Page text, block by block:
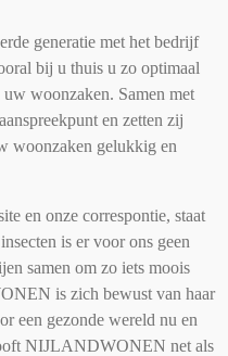
generatie met het bedrijf
bij u thuis u zo optimaal
woonzaken. Samen met
en zetten zij
woonzaken gelukkig en
en onze correspontie, staat
is er voor ons geen
samen om zo iets moois
is zich bewust van haar
een gezonde wereld nu en
NIJLANDWONEN net als